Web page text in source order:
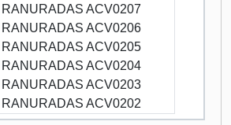
ACV0207
ACV0206
ACV0205
ACV0204
ACV0203
ACV0202